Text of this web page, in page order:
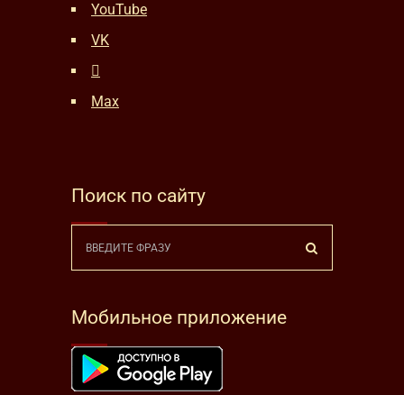
YouTube
VK
Max
Поиск по сайту
Мобильное приложение